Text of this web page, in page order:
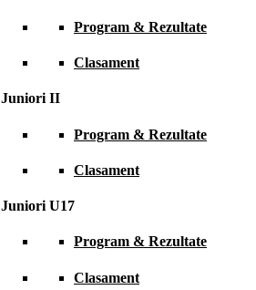
Program & Rezultate
Clasament
Juniori II
Program & Rezultate
Clasament
Juniori U17
Program & Rezultate
Clasament